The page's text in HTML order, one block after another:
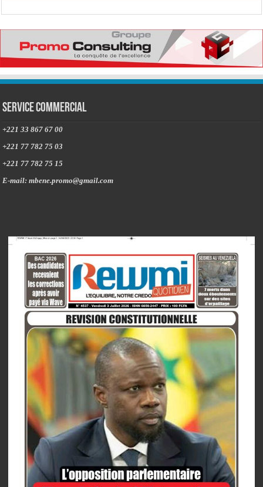
Service commercial
+221 33 867 67 00
+221 77 782 75 03
+221 77 782 75 15
E-mail: mbene.promo@gmail.com